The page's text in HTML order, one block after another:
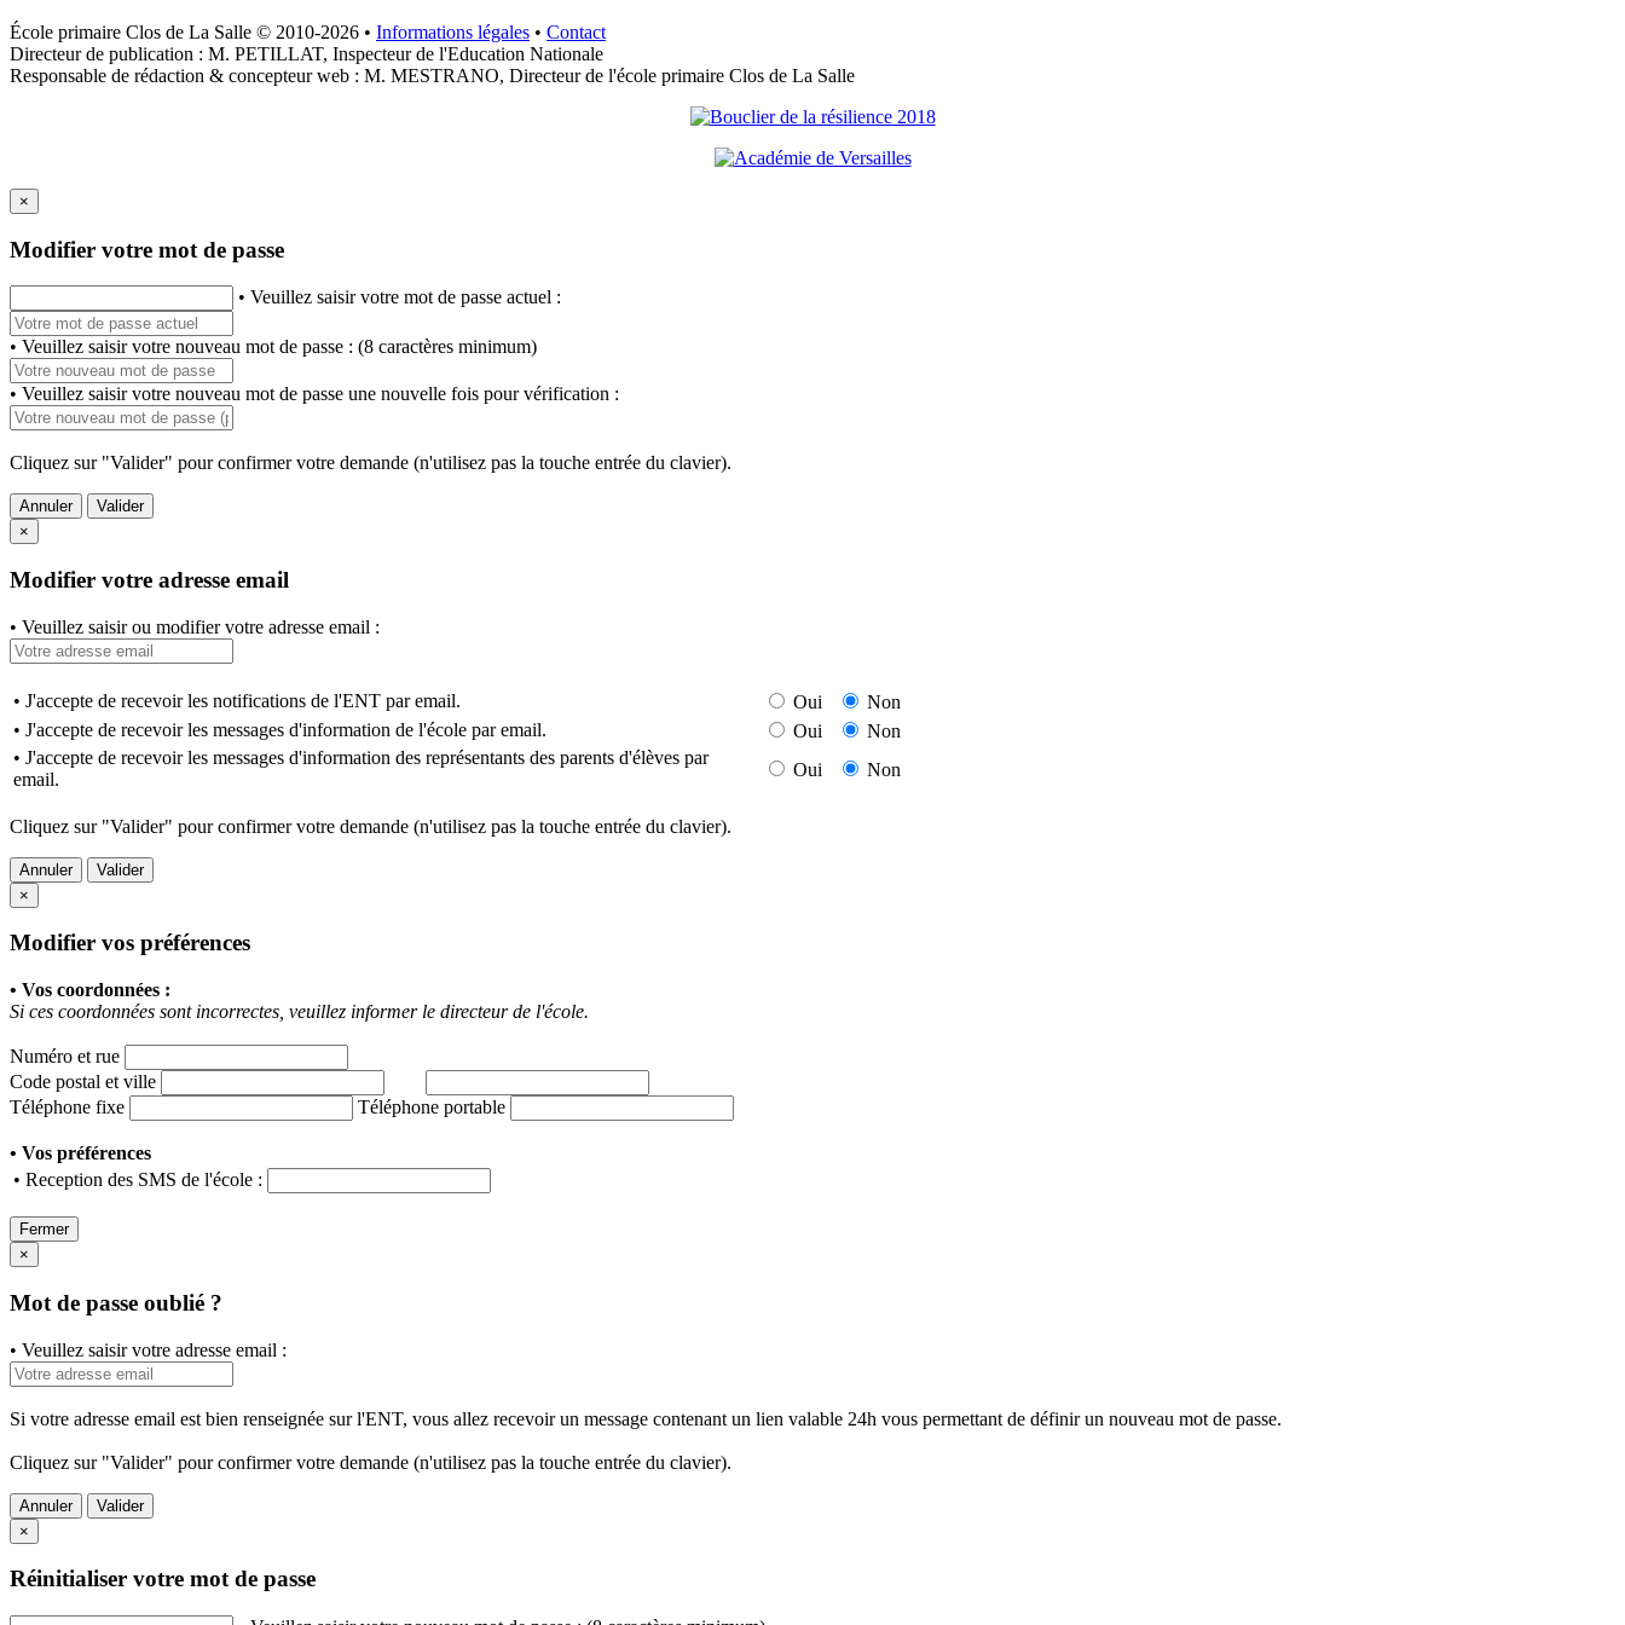
École primaire Clos de La Salle © 2010-2026 • Informations légales • Contact
Directeur de publication : M. PETILLAT, Inspecteur de l'Education Nationale
Responsable de rédaction & concepteur web : M. MESTRANO, Directeur de l'école primaire Clos de La Salle
×
Modifier votre mot de passe
• Veuillez saisir votre mot de passe actuel :
• Veuillez saisir votre nouveau mot de passe : (8 caractères minimum)
• Veuillez saisir votre nouveau mot de passe une nouvelle fois pour vérification :
Cliquez sur "Valider" pour confirmer votre demande (n'utilisez pas la touche entrée du clavier).
Annuler
Valider
×
Modifier votre adresse email
• Veuillez saisir ou modifier votre adresse email :
• J'accepte de recevoir les notifications de l'ENT par email. Oui
Non
• J'accepte de recevoir les messages d'information de l'école par email.
Oui
Non
• J'accepte de recevoir les messages d'information des représentants des parents d'élèves par
email.
Oui Non
Cliquez sur "Valider" pour confirmer votre demande (n'utilisez pas la touche entrée du clavier).
Annuler
Valider
×
Modifier vos préférences
• Vos coordonnées :
Si ces coordonnées sont incorrectes, veuillez informer le directeur de l'école.
Numéro et rue
Code postal et ville
Téléphone fixe
Téléphone portable
• Vos préférences
• Reception des SMS de l'école :
Fermer
×
Mot de passe oublié ?
• Veuillez saisir votre adresse email :
Si votre adresse email est bien renseignée sur l'ENT, vous allez recevoir un message contenant un lien valable 24h vous permettant de définir un nouveau mot de passe.
Cliquez sur "Valider" pour confirmer votre demande (n'utilisez pas la touche entrée du clavier).
Annuler
Valider
×
Réinitialiser votre mot de passe